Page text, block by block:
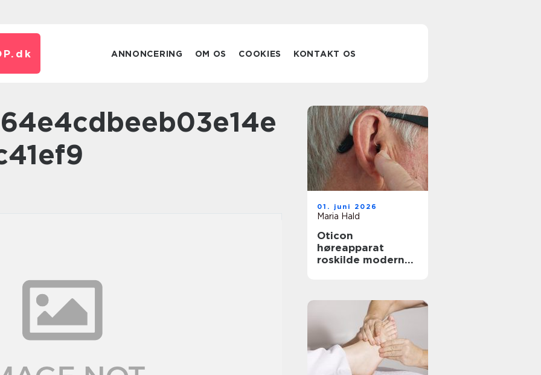
dk ANNONCERING OM OS COOKIES KONTAKT OS
01. juni 2026
Maria Hald
Oticon
høreapparat
roskilde moderne